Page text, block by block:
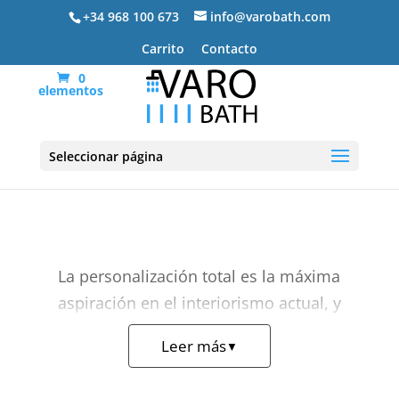
+34 968 100 673
info@varobath.com
Carrito
Contacto
0
elementos
Seleccionar página
Muebles de baño a medida
La personalización total es la máxima
aspiración en el interiorismo actual, y
muebles de baño a medida
son la respuesta definitiva para quienes
Leer más▼